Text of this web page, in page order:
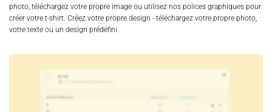
photo, téléchargez votre propre image ou utilisez nos polices graphiques pour
créer votre t-shirt. Créez votre propre design - téléchargez votre propre photo,
votre texte ou un design prédéfini.